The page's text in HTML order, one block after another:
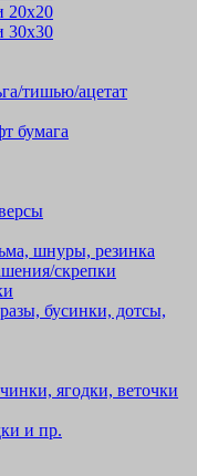
20х20
30х30
тишью/ацетат
бумага
шнуры, резинка
скрепки
бусинки, дотсы,
ягодки, веточки
и пр.